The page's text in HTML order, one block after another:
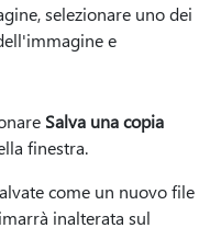
selezionare uno dei
e
Salva una copia
finestra.
come un nuovo file
inalterata sul